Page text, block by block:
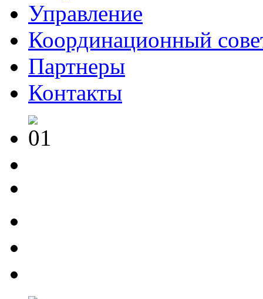
Управление
Координационный
Партнеры
Контакты